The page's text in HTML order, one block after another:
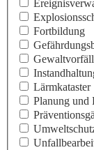
Fortbildung
Lärmkataster
Planung und